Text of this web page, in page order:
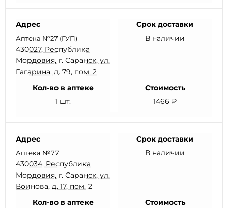
Адрес
Аптека №27 (ГУП)
430027, Республика
Мордовия, г. Саранск, ул.
Гагарина, д. 79, пом. 2
Срок доставки
В наличии
Кол-во в аптеке
1 шт.
Стоимость
1466 ₽
Адрес
Аптека №77
430034, Республика
Мордовия, г. Саранск, ул.
Воинова, д. 17, пом. 2
Срок доставки
В наличии
Кол-во в аптеке
Стоимость